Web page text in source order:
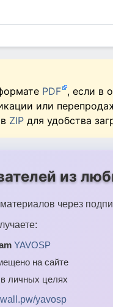
PDF , если в
или
ZIP для удобства
из
через
YAVOSP
на сайте
личных целях
yavosp